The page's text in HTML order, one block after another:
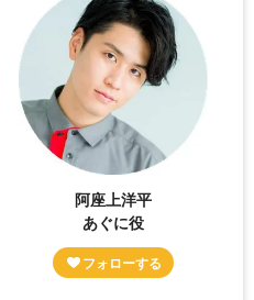
阿座上洋平
あぐに役